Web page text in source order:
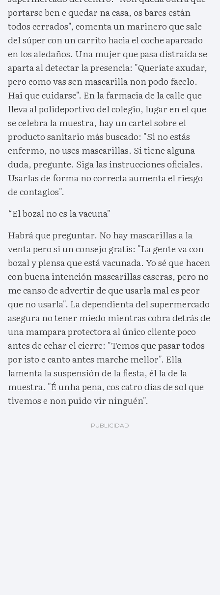
portarse ben e quedar na casa, os bares están
todos cerrados", comenta un marinero que sale
del súper con un carrito hacia el coche aparcado
en los aledaños. Una mujer que pasa distraída se
aparta al detectar la presencia: "Queríate axudar,
pero como vas sen mascarilla non podo facelo.
Hai que cuidarse". En la farmacia de la calle que
lleva al polideportivo del colegio, lugar en el que
se celebra la muestra, hay un cartel sobre el
producto sanitario más buscado: "Si no estás
enfermo, no uses mascarillas. Si tiene alguna
duda, pregunte. Siga las instrucciones oficiales.
Usarlas de forma no correcta aumenta el riesgo
de contagios".
“El bozal no es la vacuna"
Habrá que preguntar. No hay mascarillas a la
venta pero sí un consejo gratis: "La gente va con
bozal y piensa que está vacunada. Yo sé que hacen
con buena intención mascarillas caseras, pero no
me canso de advertir de que usarla mal es peor
que no usarla". La dependienta del supermercado
asegura no tener miedo mientras cobra detrás de
una mampara protectora al único cliente poco
antes de echar el cierre: "Temos que pasar todos
por isto e canto antes marche mellor". Ella
lamenta la suspensión de la fiesta, él la de la
muestra. "É unha pena, cos catro días de sol que
tivemos e non puido vir ninguén".